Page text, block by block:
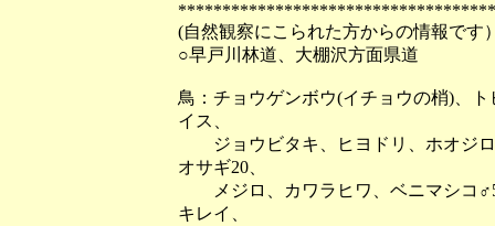
(自然観察にこられた方からの情報です
○早戸川林道、大棚沢方面県道
鳥：チョウゲンボウ(イチョウの梢)、
イス、
ジョウビタキ、ヒヨドリ、ホオジロ
オサギ20、
メジロ、カワラヒワ、ベニマシコ
キレイ、